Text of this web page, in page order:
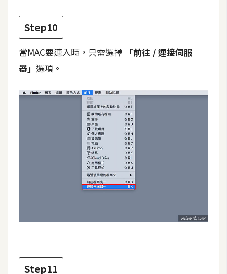
免
費
版
型
梅
開
發
Step10
當MAC要連入時，只需選擇 「前往 / 連接伺服
器」 選項。
Step11